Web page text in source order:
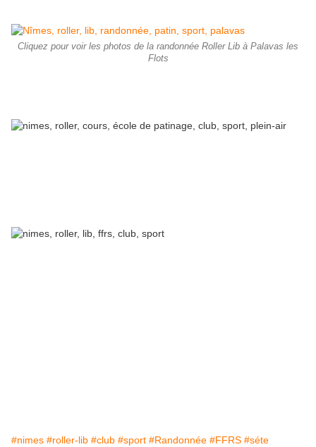
Cliquez pour voir les photos de la randonnée Roller Lib à Palavas les
Flots
#nimes #roller-lib #club #sport #Randonnée #FFRS #séte